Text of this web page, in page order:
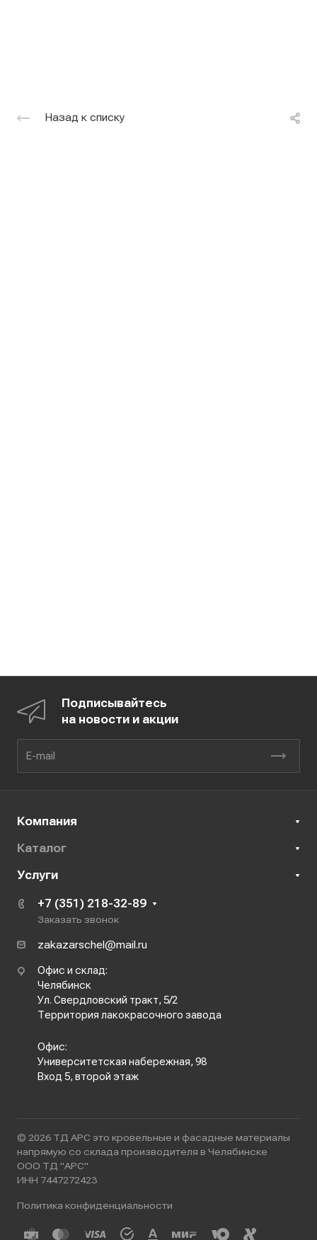
Назад к списку
Подписывайтесь
на новости и акции
Компания
Каталог
Услуги
+7 (351) 218-32-89
Заказать звонок
zakazarschel@mail.ru
Офис и склад:
Челябинск
Ул. Свердловский тракт, 5/2
Территория лакокрасочного завода
Офис:
Университетская набережная, 98
Вход 5, второй этаж
© 2026 ТД АРС это кровельные и фасадные материалы
напрямую со склада производителя в Челябинске
ООО ТД "АРС"
ИНН 7447272423
Политика конфиденциальности